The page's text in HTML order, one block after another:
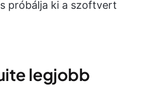
próbálja ki a szoftvert
legjobb